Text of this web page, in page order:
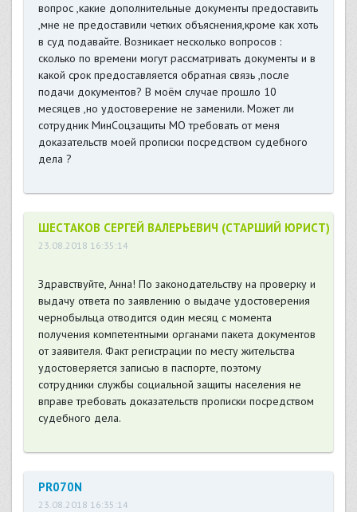
вопрос ,какие дополнительные документы предоставить
,мне не предоставили четких объяснения,кроме как хоть
в суд подавайте. Возникает несколько вопросов :
сколько по времени могут рассматривать документы и в
какой срок предоставляется обратная связь ,после
подачи документов? В моём случае прошло 10
месяцев ,но удостоверение не заменили. Может ли
сотрудник МинСоцзащиты МО требовать от меня
доказательств моей прописки посредством судебного
дела ?
ШЕСТАКОВ СЕРГЕЙ ВАЛЕРЬЕВИЧ (СТАРШИЙ ЮРИСТ)
23.08.2018 16:35:14
Здравствуйте, Анна! По законодательству на проверку и
выдачу ответа по заявлению о выдаче удостоверения
чернобыльца отводится один месяц с момента
получения компетентными органами пакета документов
от заявителя. Факт регистрации по месту жительства
удостоверяется записью в паспорте, поэтому
сотрудники службы социальной защиты населения не
вправе требовать доказательств прописки посредством
судебного дела.
PR070N
23.08.2018 16:35:14